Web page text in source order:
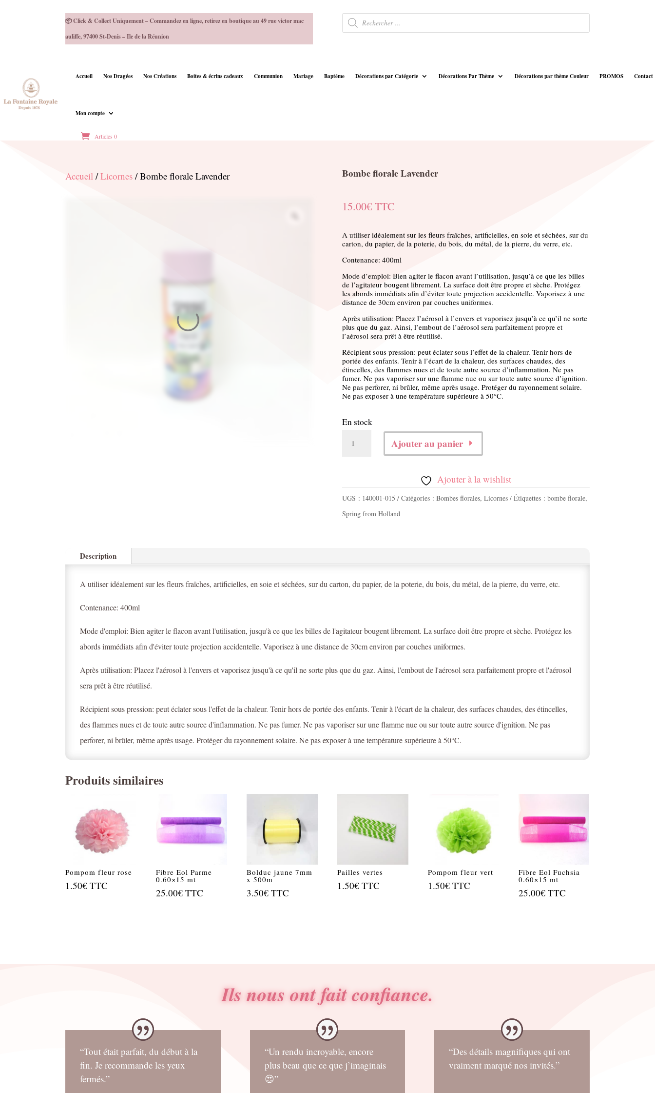
📦 Click & Collect Uniquement – Commandez en ligne, retirez en boutique au 49 rue victor mac
auliffe, 97400 St-Denis – Ile de la Réunion
Recherche
de
produits
Accueil Nos Dragées Nos Créations Boites & écrins cadeaux Communion Mariage Baptême Décorations par Catégorie Décorations Par Thème Décorations par thème Couleur PROMOS Contact
Mon compte
Articles 0
Accueil /Licornes / Bombe florale Lavender Bombe florale Lavender
15.00€ TTC
A utiliser idéalement sur les fleurs fraîches, artificielles, en soie et séchées, sur du
carton, du papier, de la poterie, du bois, du métal, de la pierre, du verre, etc.
Contenance: 400ml
Mode d’emploi: Bien agiter le flacon avant l’utilisation, jusqu’à ce que les billes
de l’agitateur bougent librement. La surface doit être propre et sèche. Protégez
les abords immédiats afin d’éviter toute projection accidentelle. Vaporisez à une
distance de 30cm environ par couches uniformes.
Après utilisation: Placez l’aérosol à l’envers et vaporisez jusqu’à ce qu’il ne sorte
plus que du gaz. Ainsi, l’embout de l’aérosol sera parfaitement propre et
l’aérosol sera prêt à être réutilisé.
Récipient sous pression: peut éclater sous l’effet de la chaleur. Tenir hors de
portée des enfants. Tenir à l’écart de la chaleur, des surfaces chaudes, des
étincelles, des flammes nues et de toute autre source d’inflammation. Ne pas
fumer. Ne pas vaporiser sur une flamme nue ou sur toute autre source d’ignition.
Ne pas perforer, ni brûler, même après usage. Protéger du rayonnement solaire.
Ne pas exposer à une température supérieure à 50°C.
En stock
florale
Lavender
Ajouter au panier
Ajouter à la wishlist
UGS : 140001-015 Catégories : Bombes florales, Licornes Étiquettes : bombe florale,
Spring from Holland
Description
A utiliser idéalement sur les fleurs fraîches, artificielles, en soie et séchées, sur du carton, du papier, de la poterie, du bois, du métal, de la pierre, du verre, etc.
Contenance: 400ml
Mode d'emploi: Bien agiter le flacon avant l'utilisation, jusqu'à ce que les billes de l'agitateur bougent librement. La surface doit être propre et sèche. Protégez les
abords immédiats afin d'éviter toute projection accidentelle. Vaporisez à une distance de 30cm environ par couches uniformes.
Après utilisation: Placez l'aérosol à l'envers et vaporisez jusqu'à ce qu'il ne sorte plus que du gaz. Ainsi, l'embout de l'aérosol sera parfaitement propre et l'aérosol
sera prêt à être réutilisé.
Récipient sous pression: peut éclater sous l'effet de la chaleur. Tenir hors de portée des enfants. Tenir à l'écart de la chaleur, des surfaces chaudes, des étincelles,
des flammes nues et de toute autre source d'inflammation. Ne pas fumer. Ne pas vaporiser sur une flamme nue ou sur toute autre source d'ignition. Ne pas
perforer, ni brûler, même après usage. Protéger du rayonnement solaire. Ne pas exposer à une température supérieure à 50°C.
Produits similaires
Pompom fleur rose
1.50€ TTC
Fibre Eol Parme
0.60×15 mt
25.00€ TTC
Bolduc jaune 7mm
x 500m
3.50€ TTC
Pailles vertes
1.50€ TTC
Pompom fleur vert
1.50€ TTC
Fibre Eol Fuchsia
0.60×15 mt
25.00€ TTC
Ils nous ont fait confiance.
“Tout était parfait, du début à la
fin. Je recommande les yeux
fermés.”
“Un rendu incroyable, encore
plus beau que ce que j’imaginais
😍”
“Des détails magnifiques qui ont
vraiment marqué nos invités.”